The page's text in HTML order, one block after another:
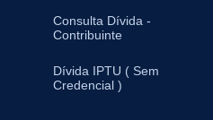
Consulta Dívida -
Contribuinte
Dívida IPTU ( Sem
Credencial )